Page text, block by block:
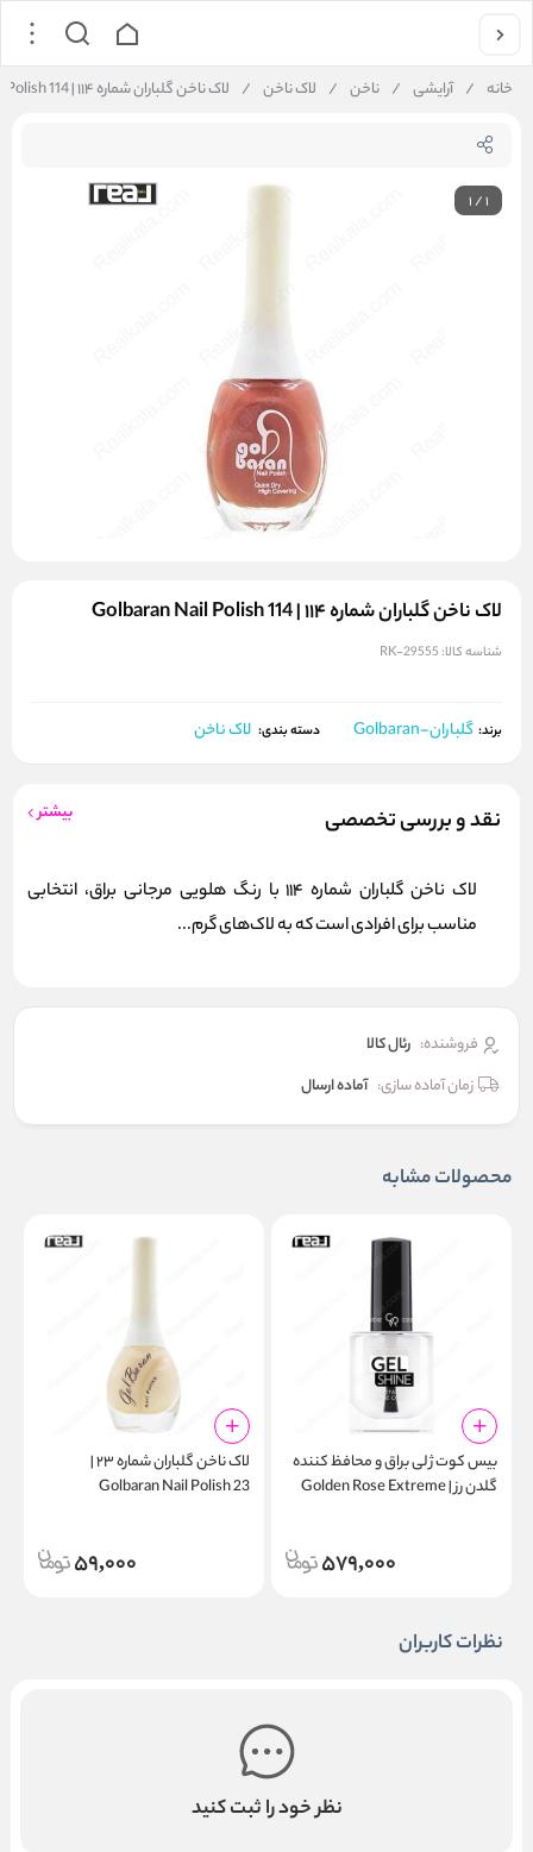
خانه / آرایشی / ناخن / لاک ناخن / لاک ناخن گلباران شماره ۱۱۴ | Golbaran Nail Polish 114
1/1
لاک ناخن گلباران شماره ۱۱۴ | Golbaran Nail Polish 114
شناسه کالا: RK-29555
برند: گلباران-Golbaran دسته بندی: لاک ناخن
نقد و بررسی تخصصی بیشتر
لاک ناخن گلباران شماره 114 با رنگ هلویی مرجانی براق، انتخابی
مناسب برای افرادی است که به لاک‌های گرم...
فروشنده: رئال كالا
زمان آماده سازی: آماده ارسال
محصولات مشابه
بیس‌ کوت ژلی براق و محافظ کننده
گلدن رز | Golden Rose Extreme
579,000
لاک ناخن گلباران شماره ۲۳ |
Golbaran Nail Polish 23
59,000
نظرات کاربران
نظر خود را ثبت کنید